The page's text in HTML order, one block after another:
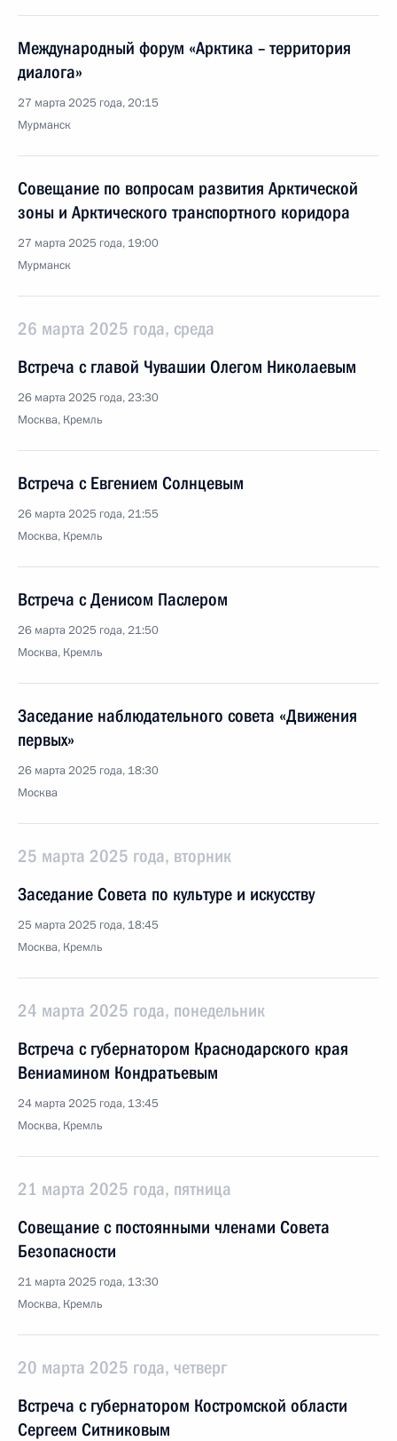
Международный форум «Арктика – территория
диалога»
27 марта 2025 года, 20:15
Мурманск
Совещание по вопросам развития Арктической
зоны и Арктического транспортного коридора
27 марта 2025 года, 19:00
Мурманск
26 марта 2025 года, среда
Встреча с главой Чувашии Олегом Николаевым
26 марта 2025 года, 23:30
Москва, Кремль
Встреча с Евгением Солнцевым
26 марта 2025 года, 21:55
Москва, Кремль
Встреча с Денисом Паслером
26 марта 2025 года, 21:50
Москва, Кремль
Заседание наблюдательного совета «Движения
первых»
26 марта 2025 года, 18:30
Москва
25 марта 2025 года, вторник
Заседание Совета по культуре и искусству
25 марта 2025 года, 18:45
Москва, Кремль
24 марта 2025 года, понедельник
Встреча с губернатором Краснодарского края
Вениамином Кондратьевым
24 марта 2025 года, 13:45
Москва, Кремль
21 марта 2025 года, пятница
Совещание с постоянными членами Совета
Безопасности
21 марта 2025 года, 13:30
Москва, Кремль
20 марта 2025 года, четверг
Встреча с губернатором Костромской области
Сергеем Ситниковым